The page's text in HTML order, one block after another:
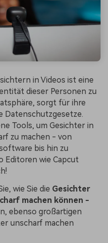
in Videos ist eine
dieser Personen zu
sorgt für ihre
Datenschutzgesetze.
Tools, um Gesichter in
zu machen - von
bis hin zu
Editoren wie Capcut
wie Sie die Gesichter
machen können -
ebenso großartigen
unscharf machen